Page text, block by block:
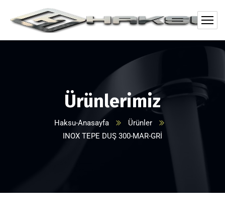
Ürünlerimiz
Haksu-Anasayfa
Ürünler
INOX TEPE DUŞ 300-MAR-GRİ